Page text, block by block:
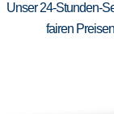
Unser 24-Stunden-
fairen